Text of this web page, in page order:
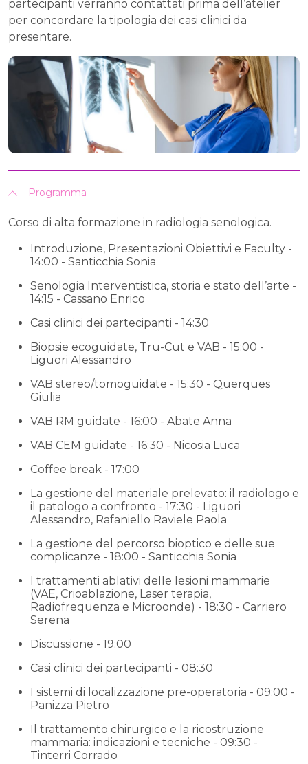
partecipanti verranno contattati prima dell’atelier
per concordare la tipologia dei casi clinici da
presentare.
Programma
Corso di alta formazione in radiologia senologica.
Introduzione, Presentazioni Obiettivi e Faculty -
14:00 - Santicchia Sonia
Senologia Interventistica, storia e stato dell’arte -
14:15 - Cassano Enrico
Casi clinici dei partecipanti - 14:30
Biopsie ecoguidate, Tru-Cut e VAB - 15:00 -
Liguori Alessandro
VAB stereo/tomoguidate - 15:30 - Querques
Giulia
VAB RM guidate - 16:00 - Abate Anna
VAB CEM guidate - 16:30 - Nicosia Luca
Coffee break - 17:00
La gestione del materiale prelevato: il radiologo e
il patologo a confronto - 17:30 - Liguori
Alessandro, Rafaniello Raviele Paola
La gestione del percorso bioptico e delle sue
complicanze - 18:00 - Santicchia Sonia
I trattamenti ablativi delle lesioni mammarie
(VAE, Crioablazione, Laser terapia,
Radiofrequenza e Microonde) - 18:30 - Carriero
Serena
Discussione - 19:00
Casi clinici dei partecipanti - 08:30
I sistemi di localizzazione pre-operatoria - 09:00 -
Panizza Pietro
Il trattamento chirurgico e la ricostruzione
mammaria: indicazioni e tecniche - 09:30 -
Tinterri Corrado